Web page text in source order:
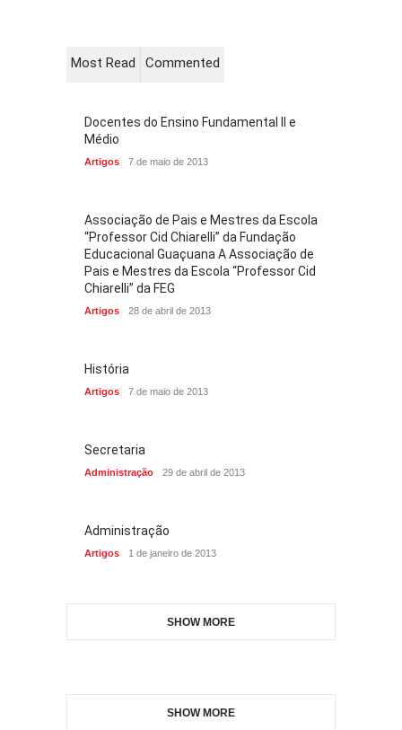
Most Read Commented
Docentes do Ensino Fundamental II e
Médio
Artigos 7 de maio de 2013
Associação de Pais e Mestres da Escola
“Professor Cid Chiarelli” da Fundação
Educacional Guaçuana A Associação de
Pais e Mestres da Escola “Professor Cid
Chiarelli” da FEG
Artigos 28 de abril de 2013
História
Artigos 7 de maio de 2013
Secretaria
Administração 29 de abril de 2013
Administração
Artigos 1 de janeiro de 2013
SHOW MORE
SHOW MORE